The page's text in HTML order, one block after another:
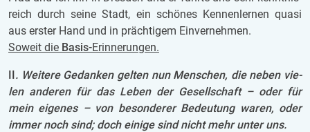
reich durch seine Stadt, ein schö­nes Ken­nen­ler­nen quasi
aus ers­ter Hand und in präch­ti­gem Ein­ver­neh­men.
So­weit die Basis-Er­in­ne­run­gen.
II. Wei­te­re Ge­dan­ken gel­ten nun Men­schen, die neben vie­
len an­de­ren für das Leben der Ge­sell­schaft – oder für
mein ei­ge­nes – von be­son­de­rer Be­deu­tung waren, oder
immer noch sind; doch ei­ni­ge sind nicht mehr unter uns.